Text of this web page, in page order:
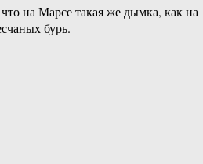
на Марсе такая же дымка, как на
бурь.